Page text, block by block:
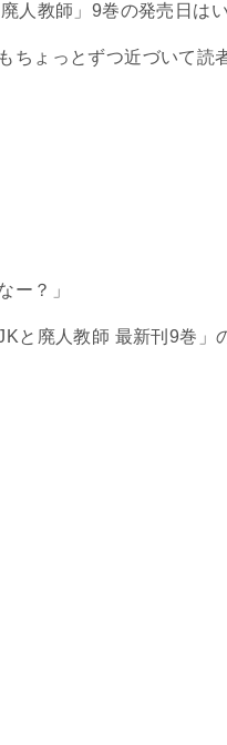
人教師」9巻の発売日は
ちょっとずつ近づいて読
ー？」
と廃人教師 最新刊9巻」